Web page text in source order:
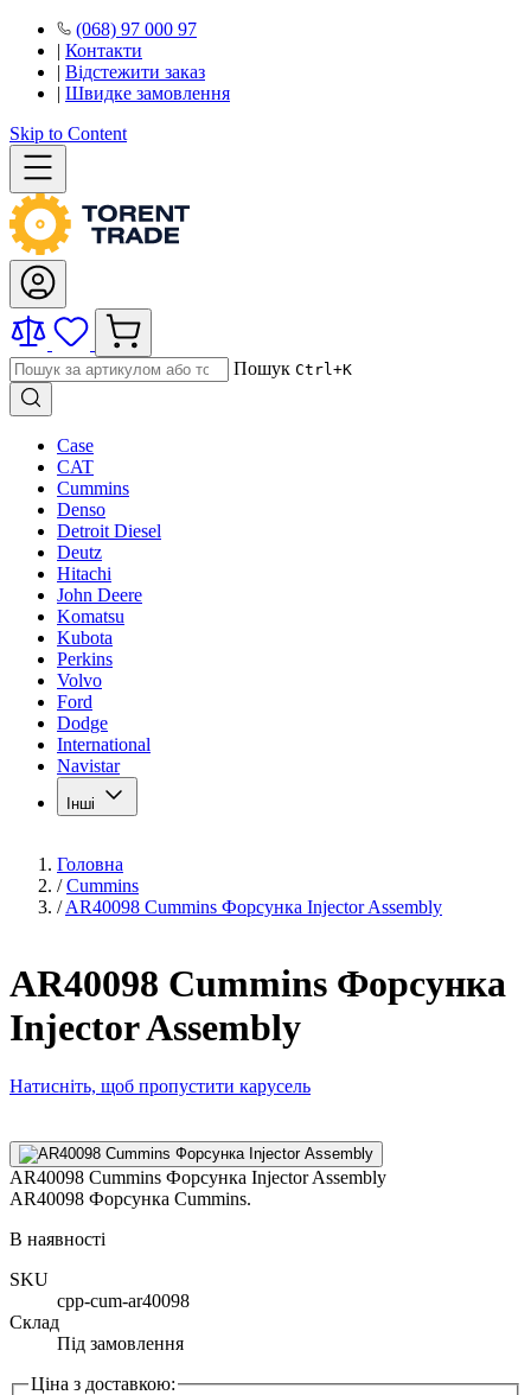
(068) 97 000 97
| Контакти
| Відстежити заказ
| Швидке замовлення
Skip to Content
Пошук Ctrl+K
Case
CAT
Cummins
Denso
Detroit Diesel
Deutz
Hitachi
John Deere
Komatsu
Kubota
Perkins
Volvo
Ford
Dodge
International
Navistar
Інші
Головна
/ Cummins
/ AR40098 Cummins Форсунка Injector Assembly
AR40098 Cummins Форсунка
Injector Assembly
Натисніть, щоб пропустити карусель
AR40098 Cummins Форсунка Injector Assembly
AR40098 Форсунка Cummins.
В наявності
SKU
cpp-cum-ar40098
Склад
Під замовлення
Ціна з доставкою: